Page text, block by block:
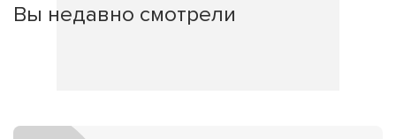
Вы недавно смотрели